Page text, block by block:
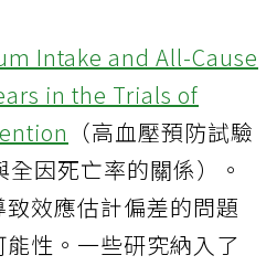
Intake and All-Cause
in the Trials of
（高血壓預防試驗
因死亡率的關係）。
效應估計偏差的問題
性。一些研究納入了